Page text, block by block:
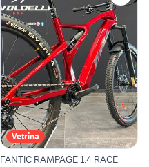
Vetrina
FANTIC RAMPAGE 1.4 RACE